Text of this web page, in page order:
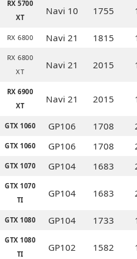
RX 5700
XT
Navi 10 1755
RX 6800 Navi 21 1815
RX 6800
XT
Navi 21 2015
RX 6900
XT
Navi 21 2015
GTX 1060 GP106 1708
GTX 1060 GP106 1708
GTX 1070 GP104 1683
GTX 1070
TI
GP104 1683
GTX 1080 GP104 1733
GTX 1080
TI
GP102 1582